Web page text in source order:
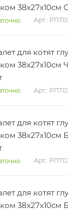
38х27х10см
Арт.:
для котят
38х27х10см
Арт.:
для котят
38х27х10см
Арт.:
для котят
38х27х10см